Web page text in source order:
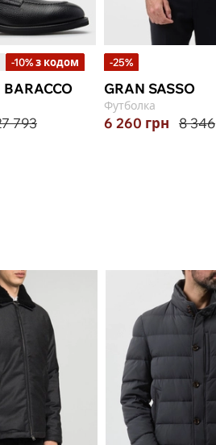
-10% з кодом
BARACCO
793
-25%
GRAN SASSO
Футболка
6 260 грн 8 346